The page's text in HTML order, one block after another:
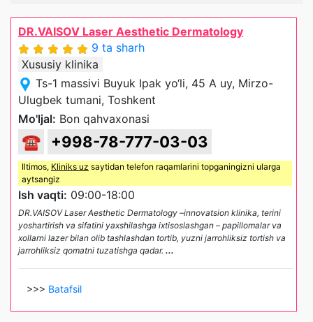
DR.VAISOV Laser Aesthetic Dermatology
9 ta sharh
Xususiy klinika
Ts-1 massivi Buyuk Ipak yo‘li, 45 A uy, Mirzo-
Ulugbek tumani, Toshkent
Mo'ljal: Bon qahvaxonasi
☎ +998-78-777-03-03
Iltimos, Kliniks uz saytidan telefon raqamlarini topganingizni ularga
aytsangiz
Ish vaqti: 09:00-18:00
DR.VAISOV Laser Aesthetic Dermatology –innovatsion klinika, terini
yoshartirish va sifatini yaxshilashga ixtisoslashgan – papillomalar va
xollarni lazer bilan olib tashlashdan tortib, yuzni jarrohliksiz tortish va
jarrohliksiz qomatni tuzatishga qadar. ...
>>> Batafsil